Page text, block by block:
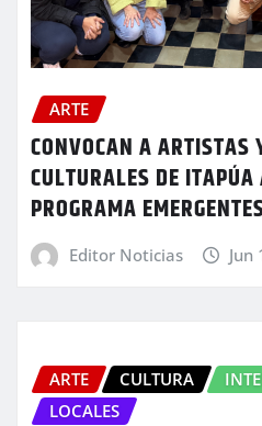
ARTE
CONVOCAN A ARTISTAS
CULTURALES DE
PROGRAMA
Editor Noticias Jun
ARTE CULTURA
LOCALES